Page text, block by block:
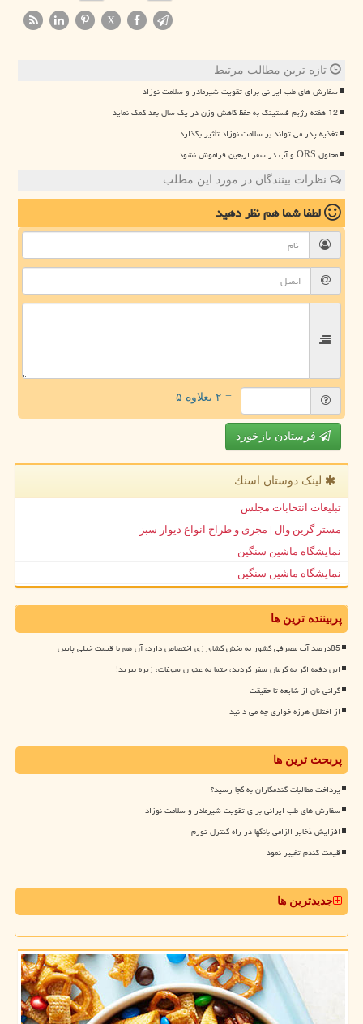
X
تازه ترین مطالب مرتبط
سفارش های طب ایرانی برای تقویت شیرمادر و سلامت نوزاد
12 هفته رژیم فستینگ به حفظ کاهش وزن در یک سال بعد کمک نماید
تغذیه پدر می تواند بر سلامت نوزاد تأثیر بگذارد
محلول ORS و آب در سفر اربعین فراموش نشود
نظرات بینندگان در مورد این مطلب
لطفا شما همنظر دهید
= ۲ بعلاوه ۵
فرستادن بازخورد
لینک دوستان اسنك
تبلیغات انتخابات مجلس
مستر گرین وال | مجری و طراح انواع دیوار سبز
نمایشگاه ماشین سنگین
نمایشگاه ماشین سنگین
پربیننده ترین ها
85درصد آب مصرفی کشور به بخش کشاورزی اختصاص دارد، آن هم با قیمت خیلی پایین
این دفعه اگر به کرمان سفر کردید، حتما به عنوان سوغات، زیره ببرید!
گرانی نان از شایعه تا حقیقت
از اختلال هرزه خواری چه می دانید
پربحث ترین ها
پرداخت مطالبات گندمکاران به کجا رسید؟
سفارش های طب ایرانی برای تقویت شیرمادر و سلامت نوزاد
افزایش ذخایر الزامی بانکها در راه کنترل تورم
قیمت گندم تغییر نمود
جدیدترین ها